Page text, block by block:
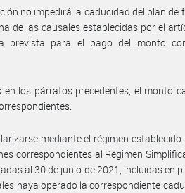
no impedirá la caducidad del plan de
de las causales establecidas por el
prevista para el pago del monto
en los párrafos precedentes, el monto
mediante el régimen
correspondientes al Régimen
al 30 de junio de 2021, incluidas en
haya operado la correspondiente